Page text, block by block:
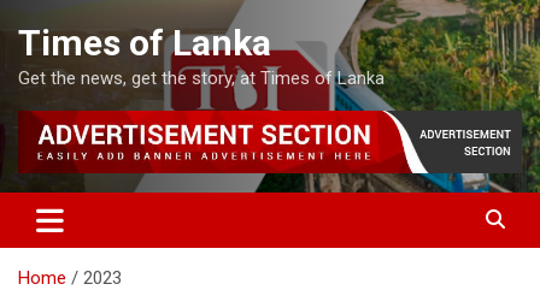
to
content
Times of Lanka
Get the news, get the story, at Times of Lanka
Home 2023